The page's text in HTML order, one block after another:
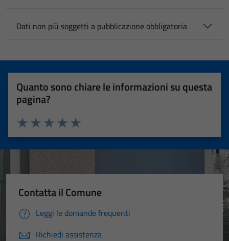
Dati non più soggetti a pubblicazione obbligatoria
Quanto sono chiare le informazioni su questa
pagina?
Valuta 5 stelle su 5
Valuta 4 stelle su 5
Valuta 3 stelle su 5
Valuta 2 stelle su 5
Valuta 1 stelle su 5
Contatta il Comune
Leggi le domande frequenti
Richiedi assistenza